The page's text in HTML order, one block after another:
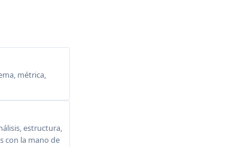
métrica,
estructura,
con la mano de